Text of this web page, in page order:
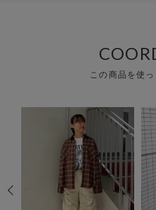
この商品を使